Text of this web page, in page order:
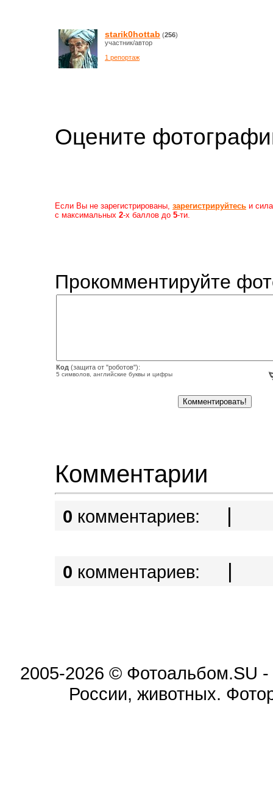
starik0hottab (256)
участник/автор
1 репортаж
Оцените
Если Вы не зарегистрированы, зарегистрируйтесь и
с максимальных 2-х баллов до 5-ти.
Прокомментируйте
Код (защита от "роботов"):
5 символов, английские буквы и цифры
Комментарии
0 комментариев: |
0 комментариев: |
2005-2026 © Фотоальбом.SU -
России, животных.